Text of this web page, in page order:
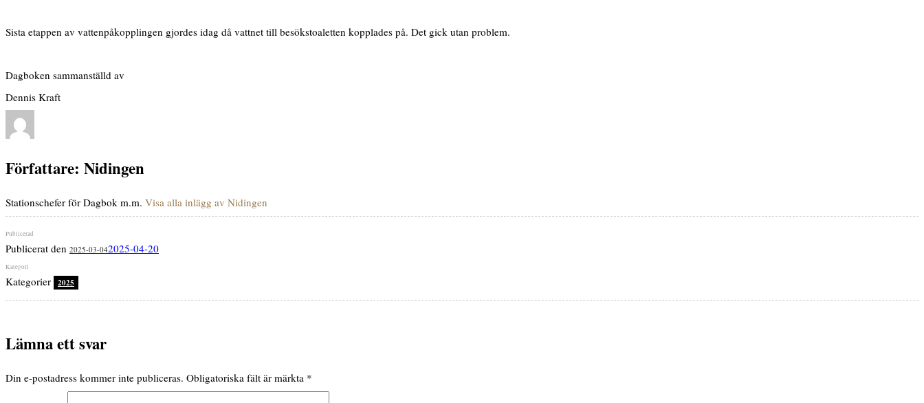
Sista etappen av vattenpåkopplingen gjordes idag då vattnet till besökstoaletten kopplades på. Det gick utan problem.
Dagboken sammanställd av
Dennis Kraft
Författare: Nidingen
Stationschefer för Dagbok m.m. Visa alla inlägg av Nidingen
Publicerat den 2025-03-042025-04-20
Kategorier 2025
Lämna ett svar
Din e-postadress kommer inte publiceras. Obligatoriska fält är märkta *